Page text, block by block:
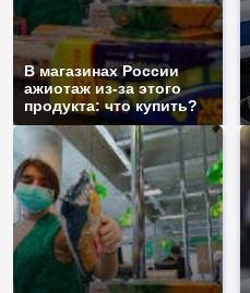
В магазинах России
ажиотаж из-за этого
продукта: что купить?